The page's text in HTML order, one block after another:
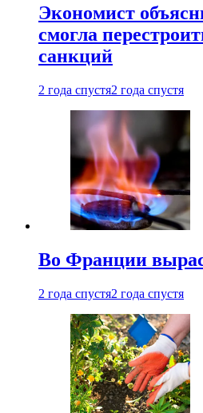
Экономист
смогла
санкций
2 года спустя2 года спустя
Во Франции
2 года спустя2 года спустя